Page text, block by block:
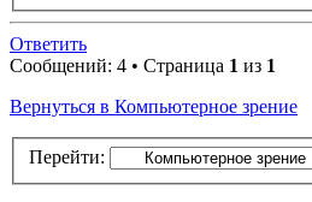
Ответить
Сообщений: 4 • Страница 1 из 1
Вернуться в Компьютерное зрение
Перейти: